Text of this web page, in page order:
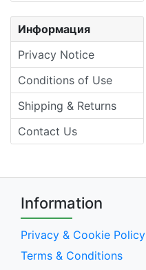
Информация
Privacy Notice
Conditions of Use
Shipping & Returns
Contact Us
Information
Privacy & Cookie Policy
Terms & Conditions